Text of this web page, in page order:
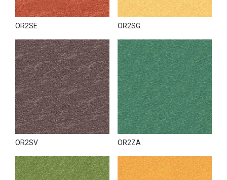
OR2SE OR2SG
OR2SV OR2ZA